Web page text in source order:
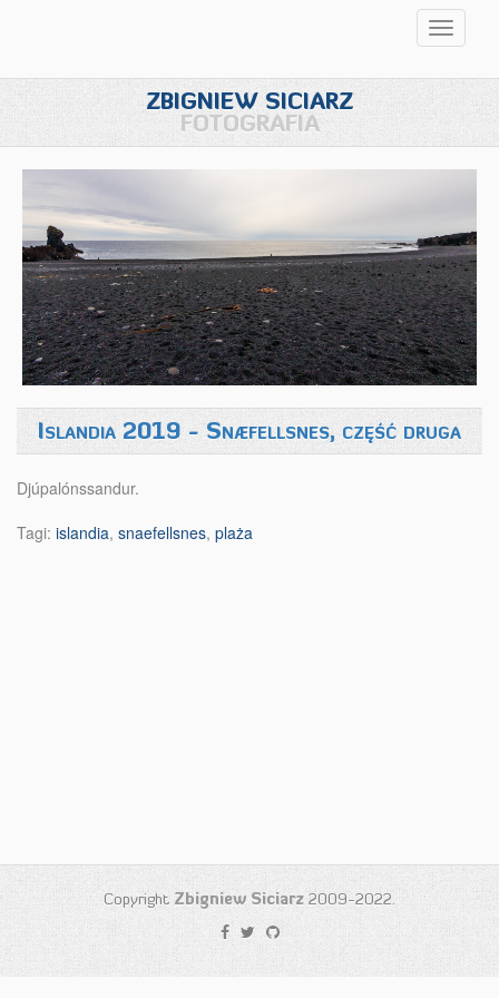
ZBIGNIEW SICIARZ
FOTOGRAFIA
Islandia 2019 - Snæfellsnes, część druga
Djúpalónssandur.
Tagi: islandia, snaefellsnes, plaża
Copyright Zbigniew Siciarz 2009-2022.